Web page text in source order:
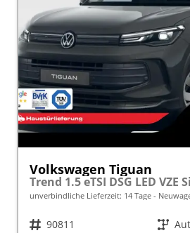
Volkswagen Tiguan
Trend 1.5 eTSI DSG LED VZE
unverbindliche Lieferzeit: 14 Tage
Fahrzeugnr. 90811 Getriebe